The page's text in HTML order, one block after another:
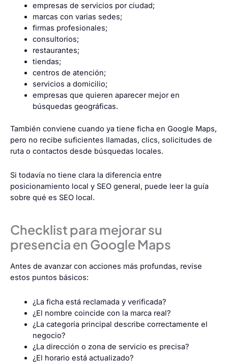
empresas de servicios por ciudad;
marcas con varias sedes;
firmas profesionales;
consultorios;
restaurantes;
tiendas;
centros de atención;
servicios a domicilio;
empresas que quieren aparecer mejor en
búsquedas geográficas.
También conviene cuando ya tiene ficha en Google Maps,
pero no recibe suficientes llamadas, clics, solicitudes de
ruta o contactos desde búsquedas locales.
Si todavía no tiene clara la diferencia entre
posicionamiento local y SEO general, puede leer la guía
sobre qué es SEO local.
Checklist para mejorar su
presencia en Google Maps
Antes de avanzar con acciones más profundas, revise
estos puntos básicos:
¿La ficha está reclamada y verificada?
¿El nombre coincide con la marca real?
¿La categoría principal describe correctamente el
negocio?
¿La dirección o zona de servicio es precisa?
¿El horario está actualizado?